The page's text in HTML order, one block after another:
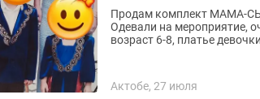
Продам комплект МАМА-
Одевали на мероприятие,
возраст 6-8, платье
Актобе, 27 июля